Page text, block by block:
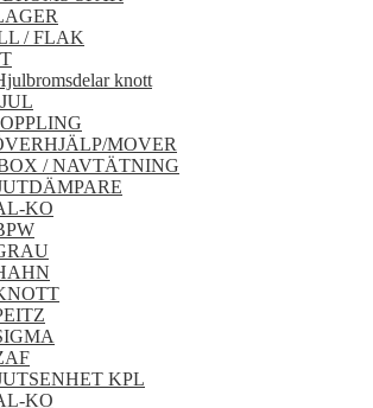
/ FLAK
knott
MOVER
/ NAVTÄTNING
KO
KPL
KO